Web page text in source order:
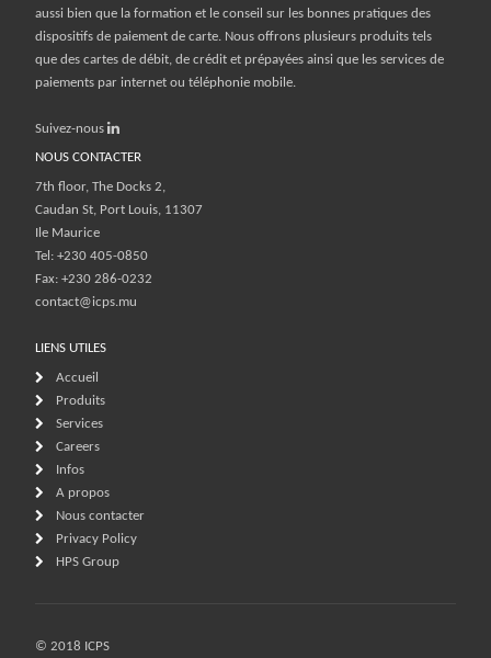
aussi bien que la formation et le conseil sur les bonnes pratiques des
dispositifs de paiement de carte. Nous offrons plusieurs produits tels
que des cartes de débit, de crédit et prépayées ainsi que les services de
paiements par internet ou téléphonie mobile.
Suivez-nous
NOUS CONTACTER
7th floor, The Docks 2,
Caudan St, Port Louis, 11307
Ile Maurice
Tel: +230 405-0850
Fax: +230 286-0232
contact@icps.mu
LIENS UTILES
Accueil
Produits
Services
Careers
Infos
A propos
Nous contacter
Privacy Policy
HPS Group
© 2018 ICPS